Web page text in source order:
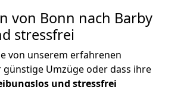
von Bonn nach Barby
stressfrei
von unserem erfahrenen
Umzüge oder dass ihre
und stressfrei